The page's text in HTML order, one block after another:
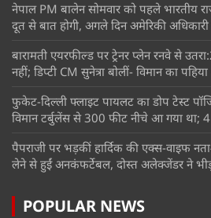
नेपाल PM बालेन सोमवार को पहले भारतीय
दूत से बात होगी, अगले दिन अमेरिकी
बारामती एयरफील्ड पर ट्रेनर प्लेन रनवे से
नहीं; डिप्टी CM सुनेत्रा बोलीं- विमान का
फुकेट-दिल्ली फ्लाइट पायलट का डोप टेस्ट
विमान टर्बुलेंस से 300 फीट नीचे आ गया था;
पैपराजी पर भड़कीं हार्दिक की एक्स-वाइफ
लेने से हुईं अनकंफर्टेबल, दोस्त अलेक्जेंडर ने
POPULAR NEWS